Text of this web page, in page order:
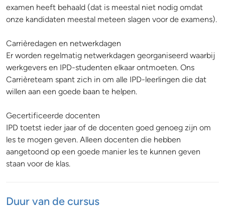
examen heeft behaald (dat is meestal niet nodig omdat
onze kandidaten meestal meteen slagen voor de examens).
Carrièredagen en netwerkdagen
Er worden regelmatig netwerkdagen georganiseerd waarbij
werkgevers en IPD-studenten elkaar ontmoeten. Ons
Carrièreteam spant zich in om alle IPD-leerlingen die dat
willen aan een goede baan te helpen.
Gecertificeerde docenten
IPD toetst ieder jaar of de docenten goed genoeg zijn om
les te mogen geven. Alleen docenten die hebben
aangetoond op een goede manier les te kunnen geven
staan voor de klas.
Duur van de cursus